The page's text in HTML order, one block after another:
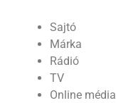
Sajtó
Márka
Rádió
TV
Online média